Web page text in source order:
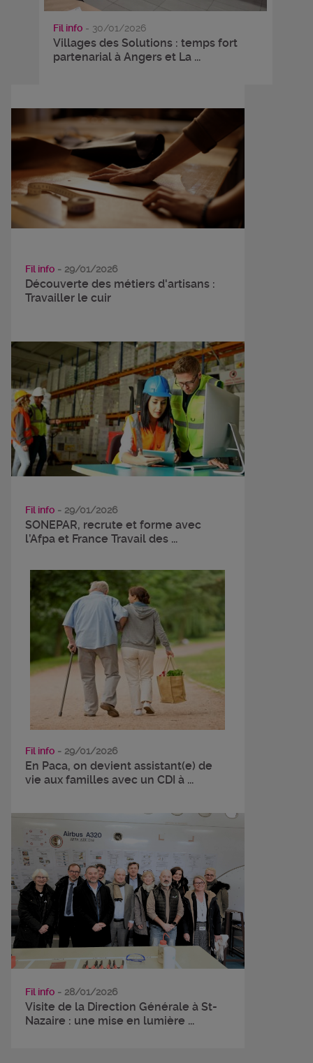
Fil info - 30/01/2026
Villages des Solutions : temps fort
partenarial à Angers et La ...
Fil info - 29/01/2026
Découverte des métiers d'artisans :
Travailler le cuir
Fil info - 29/01/2026
SONEPAR, recrute et forme avec
l’Afpa et France Travail des ...
Fil info - 29/01/2026
En Paca, on devient assistant(e) de
vie aux familles avec un CDI à ...
Fil info - 28/01/2026
Visite de la Direction Générale à St-
Nazaire : une mise en lumière ...